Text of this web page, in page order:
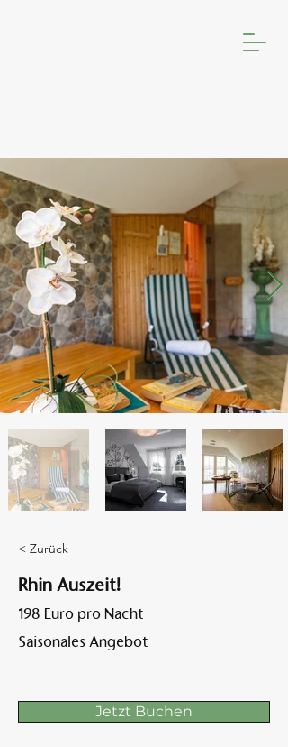
< Zurück
Rhin Auszeit!
198 Euro pro Nacht
Saisonales Angebot
Jetzt Buchen